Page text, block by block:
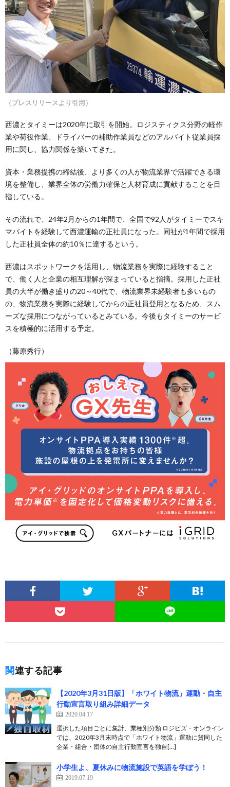
（プレスリリースより引用）
西濃とタイミーは2020年に取引を開始。ロジスティクス分野の軽作
業や荷役作業、ドライバーの補助作業員などのアルバイト従業員採
用に関し、協力関係を築いてきた。
資本・業務提携の締結後、より多くの人が物流業界で活躍できる環
境を整備し、業界全体の労働力確保と人材育成に貢献することを目
指している。
その流れで、24年2月からの1年間で、全国で92人がタイミーでスキ
マバイトを経験して西濃運輸の正社員になった。同社が1年間で採用
した正社員全体の約10％に達するという。
西濃はスポットワークを活用し、物流業務を実際に経験すること
で、働く人と企業の相互理解が深まっていると指摘。採用した正社
員の大半が働き盛りの20～40代で、物流業界未経験者も多いもの
の、物流業務を実際に経験してからの正社員登用となるため、スム
ーズな採用につながっているとみている。今後もタイミーのサービ
スを積極的に活用する予定。
（藤原秀行）
関連する記事
【2020年3月31日版】「ホワイト物流」運動・自主
行動宣言取り組み詳細データ
2020.04.17
選択した項目ごとに集計、業種別分類 ロジビズ・オンライン
では、2020年3月末時点で「ホワイト物流」運動に賛同した
企業・組合・団体の自主行動宣言を独自[…]
小学生よ、夏休みに物流施設で英語を学ぼう！
2019.07.19